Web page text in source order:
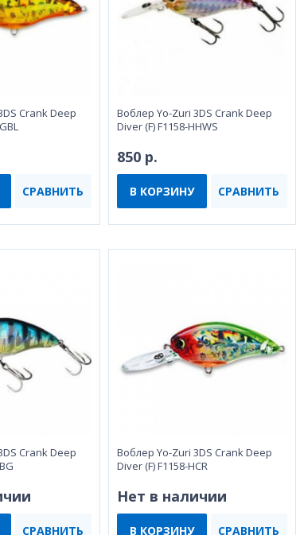
Crank Deep
СРАВНИТЬ
Воблeр Yo-Zuri 3DS Crank Deep
Diver (F) F1158-HHWS
850 р.
В КОРЗИНУ СРАВНИТЬ
Crank Deep
СРАВНИТЬ
Воблeр Yo-Zuri 3DS Crank Deep
Diver (F) F1158-HCR
Нет в наличии
В КОРЗИНУ СРАВНИТЬ